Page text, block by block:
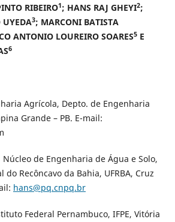
RIBEIRO1; HANS RAJ GHEYI2;
UYEDA3; MARCONI BATISTA
ANTONIO LOUREIRO SOARES5E
6
Agrícola, Depto. de Engenharia
Grande – PB. E-mail:
de Engenharia de Água e Solo,
do Recôncavo da Bahia, UFRBA, Cruz
hans@pq.cnpq.br
Federal Pernambuco, IFPE, Vitória